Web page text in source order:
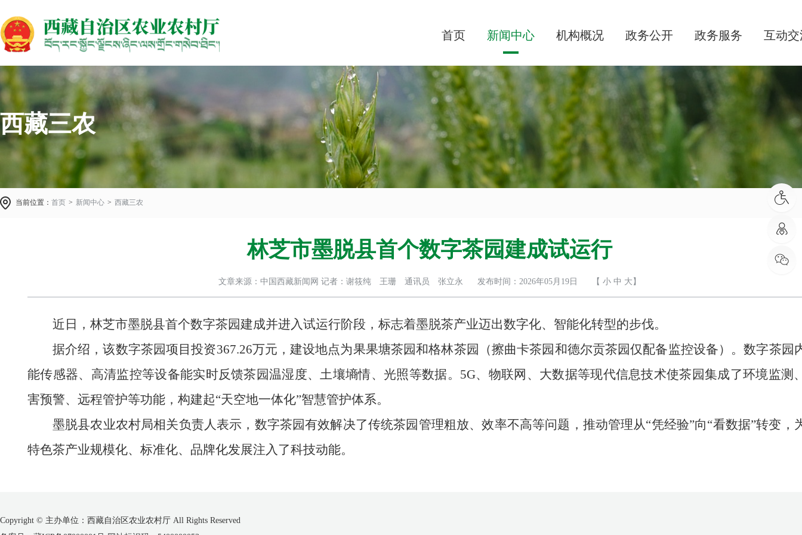
首页 新闻中心 机构概况 政务公开 政务服务 互动交
西藏三农
当前位置： 首页 > 新闻中心 > 西藏三农
林芝市墨脱县首个数字茶园建成试运行
文章来源：中国西藏新闻网 记者：谢筱纯 王珊 通讯员 张立永 发布时间：2026年05月19日 【 小 中 大 】
近日，林芝市墨脱县首个数字茶园建成并进入试运行阶段，标志着墨脱茶产业迈出数字化、智能化转型的步伐。
据介绍，该数字茶园项目投资367.26万元，建设地点为果果塘茶园和格林茶园（擦曲卡茶园和德尔贡茶园仅配备监控设备）。数字茶园
能传感器、高清监控等设备能实时反馈茶园温湿度、土壤墒情、光照等数据。5G、物联网、大数据等现代信息技术使茶园集成了环境监测
害预警、远程管护等功能，构建起“天空地一体化”智慧管护体系。
墨脱县农业农村局相关负责人表示，数字茶园有效解决了传统茶园管理粗放、效率不高等问题，推动管理从“凭经验”向“看数据”转变，
特色茶产业规模化、标准化、品牌化发展注入了科技动能。
Copyright © 主办单位：西藏自治区农业农村厅 All Rights Reserved